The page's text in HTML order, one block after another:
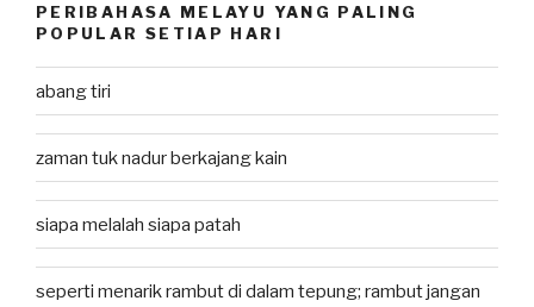
PERIBAHASA MELAYU YANG PALING
POPULAR SETIAP HARI
abang tiri
zaman tuk nadur berkajang kain
siapa melalah siapa patah
seperti menarik rambut di dalam tepung; rambut jangan